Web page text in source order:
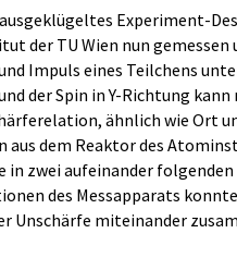
Experiment-
der TU Wien nun gemessen
Impuls eines Teilchens
der Spin in Y-Richtung
ähnlich wie Ort
aus dem Reaktor des
in zwei aufeinander
des Messapparats
Unschärfe miteinander